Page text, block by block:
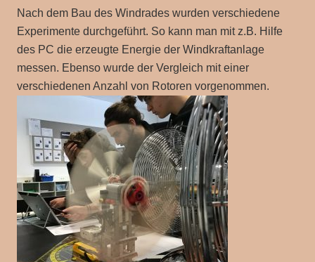
Nach dem Bau des Windrades wurden verschiedene
Experimente durchgeführt. So kann man mit z.B. Hilfe
des PC die erzeugte Energie der Windkraftanlage
messen. Ebenso wurde der Vergleich mit einer
verschiedenen Anzahl von Rotoren vorgenommen.